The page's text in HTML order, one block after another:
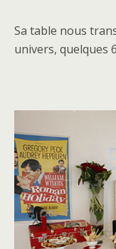
Sa table nous
univers, quelques